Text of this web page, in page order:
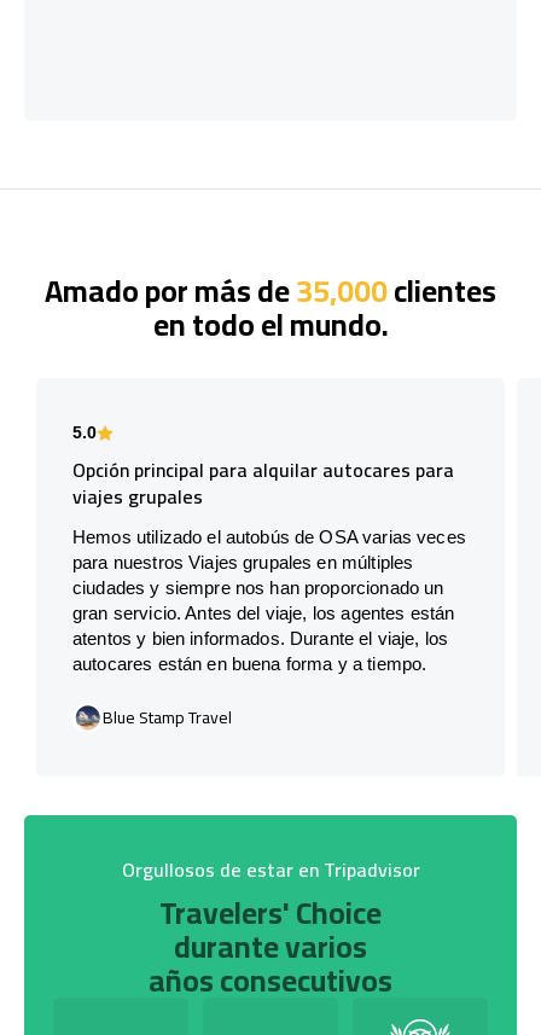
Amado por más de35,000clientes
en todo el mundo.
5.0
Opción principal para alquilar autocares para
viajes grupales
Hemos utilizado el autobús de OSA varias veces
para nuestros Viajes grupales en múltiples
ciudades y siempre nos han proporcionado un
gran servicio. Antes del viaje, los agentes están
atentos y bien informados. Durante el viaje, los
autocares están en buena forma y a tiempo.
Blue Stamp Travel
Orgullosos de estar en Tripadvisor
Travelers' Choice
durante varios
años consecutivos